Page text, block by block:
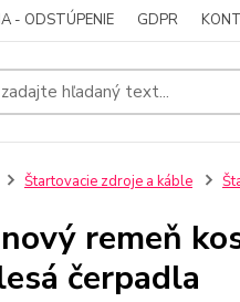
- ODSTÚPENIE GDPR
Štartovacie zdroje a káble
remeň
čerpadla